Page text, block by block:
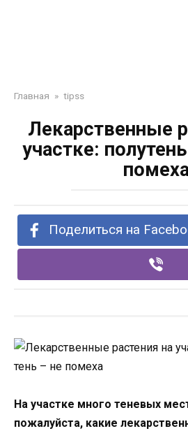
Главная » tipss
Лекарственные
участке:
Поделиться на
На участке много теневых
пожалуйста, какие